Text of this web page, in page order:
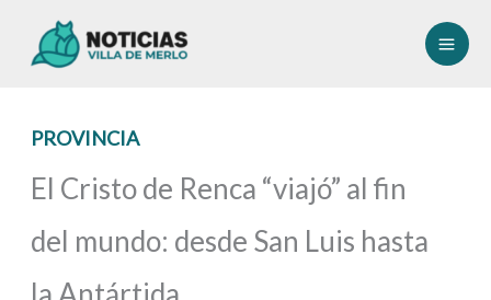
PROVINCIA
El Cristo de Renca “viajó” al fin
del mundo: desde San Luis hasta